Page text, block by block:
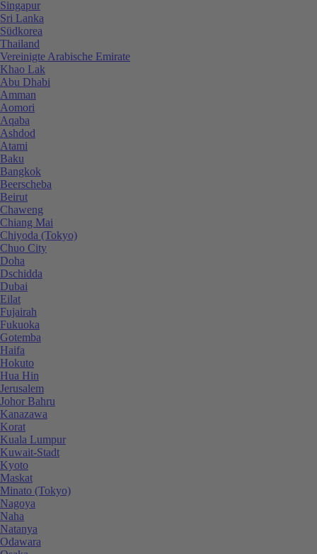
Singapur
Sri Lanka
Südkorea
Thailand
Vereinigte Arabische Emirate
Khao Lak
Abu Dhabi
Amman
Aomori
Aqaba
Ashdod
Atami
Baku
Bangkok
Beerscheba
Beirut
Chaweng
Chiang Mai
Chiyoda (Tokyo)
Chuo City
Doha
Dschidda
Dubai
Eilat
Fujairah
Fukuoka
Gotemba
Haifa
Hokuto
Hua Hin
Jerusalem
Johor Bahru
Kanazawa
Korat
Kuala Lumpur
Kuwait-Stadt
Kyoto
Maskat
Minato (Tokyo)
Nagoya
Naha
Natanya
Odawara